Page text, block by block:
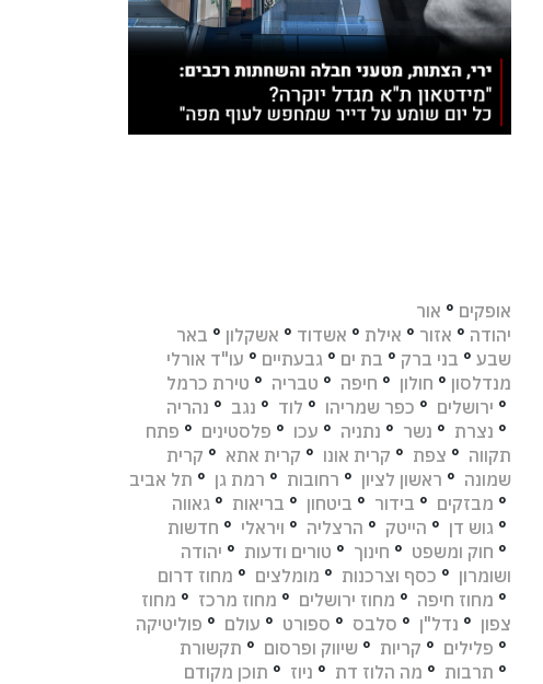
אופקים ° אור
יהודה ° אזור ° אילת ° אשדוד ° אשקלון ° באר
שבע ° בני ברק ° בת ים ° גבעתיים ° עו"ד אורלי
מנדלסון ° חולון ° חיפה ° טבריה ° טירת כרמל
° ירושלים ° כפר שמריהו ° לוד ° נגב ° נהריה
° נצרת ° נשר ° נתניה ° עכו ° פלסטינים ° פתח
תקווה ° צפת ° קרית אונו ° קרית אתא ° קרית
שמונה ° ראשון לציון ° רחובות ° רמת גן ° תל אביב
° מבזקים ° בידור ° ביטחון ° בריאות ° גאווה
° גוש דן ° הייטק ° הרצליה ° ויראלי ° חדשות
° חוק ומשפט ° חינוך ° טורים ודעות ° יהודה
ושומרון ° כסף וצרכנות ° מומלצים ° מחוז דרום
° מחוז חיפה ° מחוז ירושלים ° מחוז מרכז ° מחוז
צפון ° נדל"ן ° סלבס ° ספורט ° עולם ° פוליטיקה
° פלילים ° קריות ° שיווק ופרסום ° תקשורת
° תרבות ° מה הלוז דת ° ניוז ° תוכן מקודם